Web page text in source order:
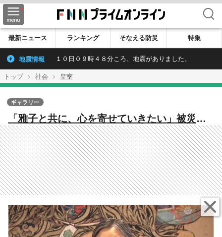
検索
最新ニュース ランキング そなえる防災 特集
地震情報 １０日０９時４８分ころ、地震がありました。
トップ 社会 皇室
「雅子と共に、心を寄せていきたい」被災地
へ思い…天皇陛下66歳の誕生日 愛子さまの
成長に喜び “時代に即した公務”への考えも
【会見全文】
ギャラリー